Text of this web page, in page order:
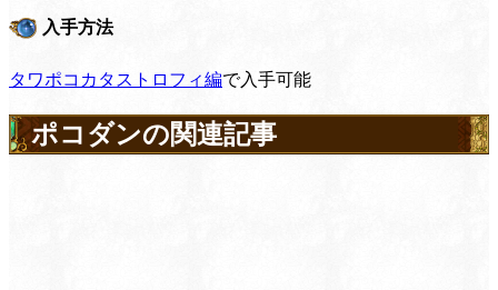
入手方法
タワポコカタストロフィ編で入手可能
ポコダンの関連記事